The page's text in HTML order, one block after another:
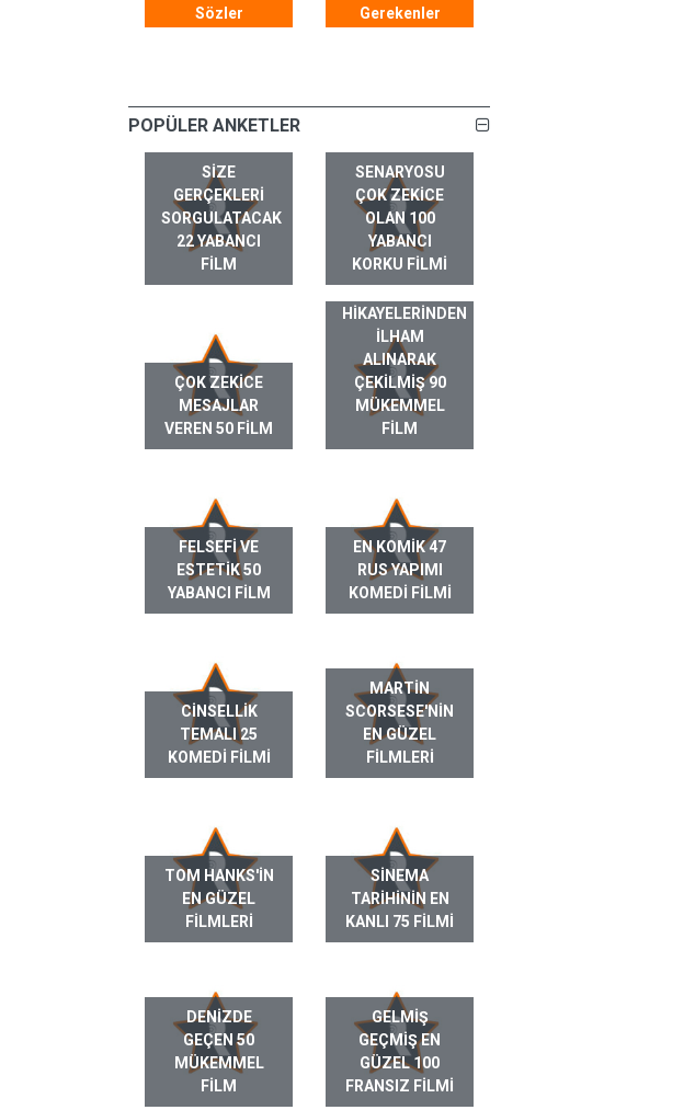
Sözler
Gerekenler
POPÜLER ANKETLER
SIZE
GERÇEKLERI
SORGULATACAK
22 YABANCI
FILM
SENARYOSU
ÇOK ZEKICE
OLAN 100
YABANCI
KORKU FILMI
ÇOK ZEKICE
MESAJLAR
VEREN 50 FILM
GERÇEK HAYAT
HIKAYELERINDEN
ILHAM
ALINARAK
ÇEKILMIŞ 90
MÜKEMMEL
FILM
FELSEFI VE
ESTETIK 50
YABANCI FILM
EN KOMIK 47
RUS YAPIMI
KOMEDI FILMI
CINSELLIK
TEMALI 25
KOMEDI FILMI
MARTIN
SCORSESE'NIN
EN GÜZEL
FILMLERI
TOM HANKS'IN
EN GÜZEL
FILMLERI
SINEMA
TARIHININ EN
KANLI 75 FILMI
DENIZDE
GEÇEN 50
MÜKEMMEL
FILM
GELMIŞ
GEÇMIŞ EN
GÜZEL 100
FRANSIZ FILMI